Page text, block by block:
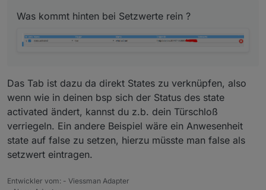
edit :
Was kommt hinten bei Setzwerte rein ?
Was kommt hinten bei Setzwerte rein ?
Das Tab ist dazu da direkt States zu verknüpfen, also
wenn wie in deinen bsp sich der Status des state
activated ändert, kannst du z.b. dein Türschloß
verriegeln. Ein andere Beispiel wäre ein Anwesenheit
state auf false zu setzen, hierzu müsste man false als
setzwert eintragen.
Entwickler vom: - Viessman Adapter